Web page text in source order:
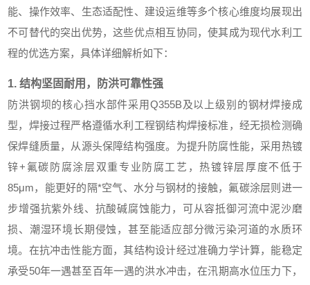
能、操作效率、生态适配性、建设运维等多个核心维度均展现出
不可替代的突出优势，这些优点相互协同，使其成为现代水利工
程的优选方案，具体详细解析如下：
1. 结构坚固耐用，防洪可靠性强
防洪钢坝的核心挡水部件采用Q355B及以上级别的钢材焊接成
型，焊接过程严格遵循水利工程钢结构焊接标准，经无损检测确
保焊缝质量，从源头保障结构强度。为提升防腐性能，采用热镀
锌+氟碳防腐涂层双重专业防腐工艺，热镀锌层厚度不低于
85μm，能更好的隔*空气、水分与钢材的接触，氟碳涂层则进一
步增强抗紫外线、抗酸碱腐蚀能力，可从容抵御河流中泥沙磨
损、潮湿环境长期侵蚀，甚至能适应部分微污染河道的水质环
境。在抗冲击性能方面，其结构设计经过准确力学计算，能稳定
承受50年一遇甚至百年一遇的洪水冲击，在汛期高水位压力下，